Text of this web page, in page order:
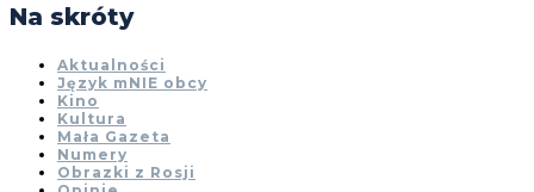
Na skróty
Aktualności
Język mNIE obcy
Kino
Kultura
Mała Gazeta
Numery
Obrazki z Rosji